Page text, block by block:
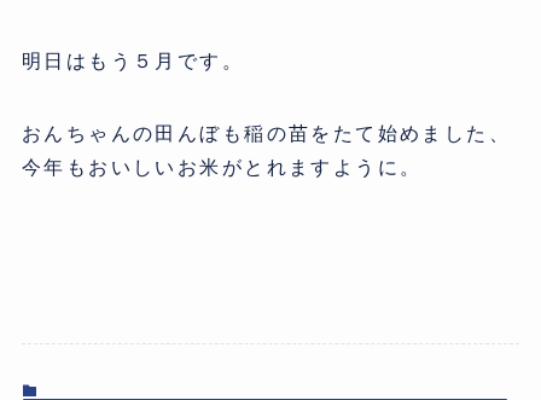
明日はもう５月です。
おんちゃんの田んぼも稲の苗をたて始めました、
今年もおいしいお米がとれますように。